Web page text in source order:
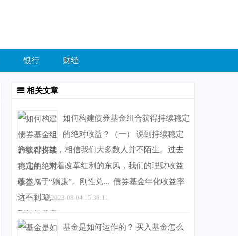
银行 财经
相关文章
如何构建债券基金组合获得持续稳定
的绝对收益？（一） 说到持续稳定
的绝对收益，相信我们大多数人并不陌生。过去
十几年，乘着改革红利的东风，我们的理财收益
基本属于“躺赚”。刚性兑... 债券基金年化收益率
达不到30 2023-08-04 15:38:11
基金是如何运作的？ 买入基金怎么